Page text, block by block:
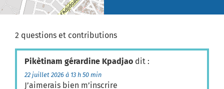
2 questions et contributions
Pikètinam gérardine Kpadjao dit :
22 juillet 2026 à 13 h 50 min
J’aimerais bien m’inscrire